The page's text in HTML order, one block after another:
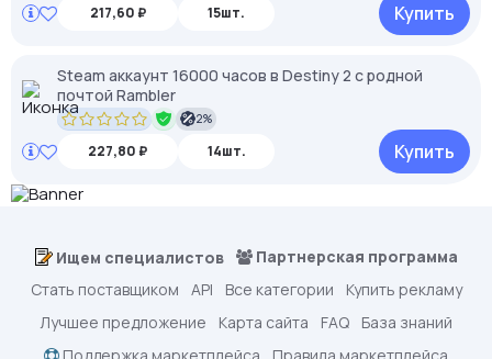
217,60 ₽ 15шт. Купить
Steam аккаунт 16000 часов в Destiny 2 с родной
почтой Rambler
2%
227,80 ₽ 14шт. Купить
Ищем специалистов
Партнерская программа
Стать поставщиком
API Все категории
Купить рекламу
Лучшее предложение
Карта сайта FAQ
База знаний